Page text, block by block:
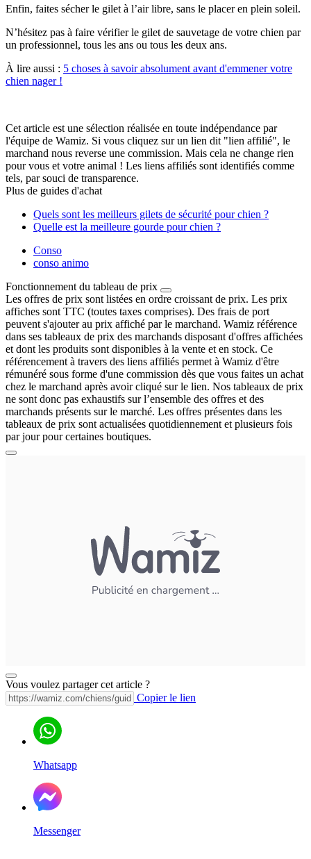
Enfin, faites sécher le gilet à l’air libre, sans le placer en plein soleil.
N’hésitez pas à faire vérifier le gilet de sauvetage de votre chien par
un professionnel, tous les ans ou tous les deux ans.
À lire aussi : 5 choses à savoir absolument avant d'emmener votre
chien nager !
Cet article est une sélection réalisée en toute indépendance par
l'équipe de Wamiz. Si vous cliquez sur un lien dit "lien affilié", le
marchand nous reverse une commission. Mais cela ne change rien
pour vous et votre animal ! Les liens affiliés sont identifiés comme
tels, par souci de transparence.
Plus de guides d'achat
Quels sont les meilleurs gilets de sécurité pour chien ?
Quelle est la meilleure gourde pour chien ?
Conso
conso animo
Fonctionnement du tableau de prix
Les offres de prix sont listées en ordre croissant de prix. Les prix
affiches sont TTC (toutes taxes comprises). Des frais de port
peuvent s'ajouter au prix affiché par le marchand. Wamiz référence
dans ses tableaux de prix des marchands disposant d'offres affichées
et dont les produits sont disponibles à la vente et en stock. Ce
référencement à travers des liens affiliés permet à Wamiz d'être
rémunéré sous forme d'une commission dès que vous faites un achat
chez le marchand après avoir cliqué sur le lien. Nos tableaux de prix
ne sont donc pas exhaustifs sur l’ensemble des offres et des
marchands présents sur le marché. Les offres présentes dans les
tableaux de prix sont actualisées quotidiennement et plusieurs fois
par jour pour certaines boutiques.
Vous voulez partager cet article ?
Copier le lien
Whatsapp
Messenger